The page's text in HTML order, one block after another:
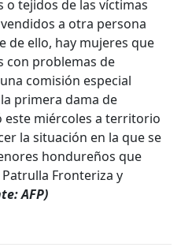
tejidos de las víctimas
a otra persona
de ello, hay mujeres que
con problemas de
comisión especial
primera dama de
este miércoles a territorio
la situación en la que se
hondureños que
Fronteriza y
AFP)